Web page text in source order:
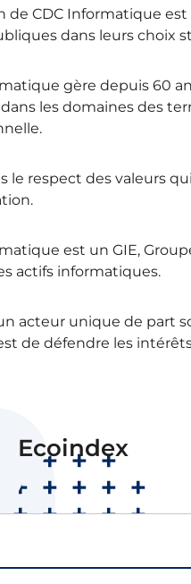
de CDC Informatique
dans leurs choix
gère depuis 60
les domaines des
le respect des valeurs
est un GIE,
actifs informatiques.
acteur unique de part
de défendre les
Note
Ecoindex